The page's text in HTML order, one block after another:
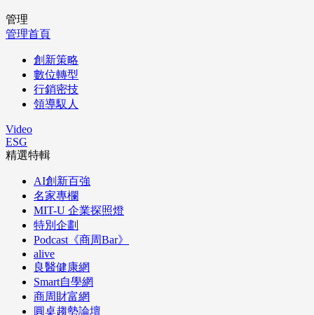
管理
管理首頁
創新策略
數位轉型
行銷密技
領導馭人
Video
ESG
精選特輯
AI創新百強
名家專欄
MIT-U 企業探照燈
特別企劃
Podcast《商周Bar》
alive
良醫健康網
Smart自學網
商周財富網
圓桌趨勢論壇